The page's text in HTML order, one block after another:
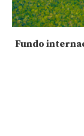
Fundo